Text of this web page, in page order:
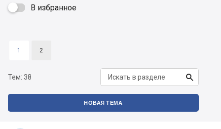
 В избранное
1 2
Тем: 38 
НОВАЯ ТЕМА